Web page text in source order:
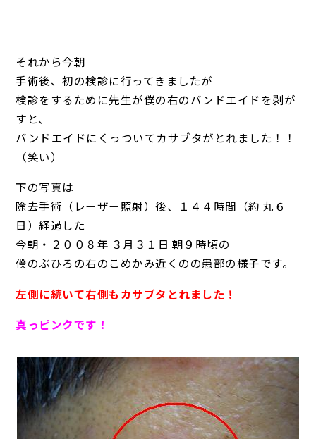
それから今朝
手術後、初の検診に行ってきましたが
検診をするために先生が僕の右のバンドエイドを剥が
すと、
バンドエイドにくっついてカサブタがとれました！！
（笑い）
下の写真は
除去手術（レーザー照射）後、１４４時間（約 丸６
日）経過した
今朝・２００８年 ３月３１日 朝９時頃の
僕のぶひろの右のこめかみ近くのの患部の様子です。
左側に続いて右側もカサブタとれました！
真っピンクです！